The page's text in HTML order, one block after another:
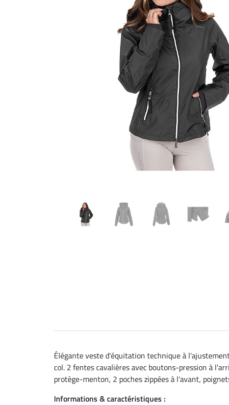
Élégante veste d'équitation technique à
col. 2 fentes cavalières avec boutons-pression à
protège-menton, 2 poches zippées à l'avant,
Informations & caractéristiques :